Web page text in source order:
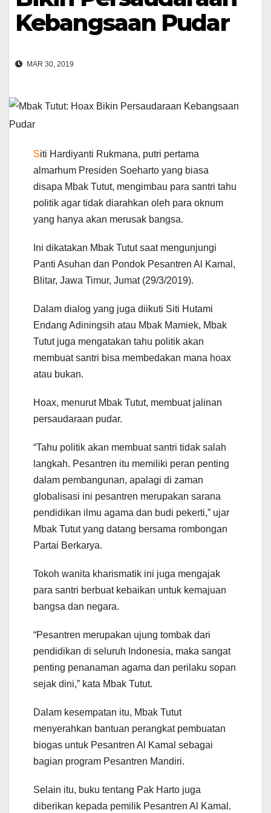
Kebangsaan Pudar
MAR 30, 2019
Siti Hardiyanti Rukmana, putri pertama
almarhum Presiden Soeharto yang biasa
disapa Mbak Tutut, mengimbau para santri tahu
politik agar tidak diarahkan oleh para oknum
yang hanya akan merusak bangsa.
Ini dikatakan Mbak Tutut saat mengunjungi
Panti Asuhan dan Pondok Pesantren Al Kamal,
Blitar, Jawa Timur, Jumat (29/3/2019).
Dalam dialog yang juga diikuti Siti Hutami
Endang Adiningsih atau Mbak Mamiek, Mbak
Tutut juga mengatakan tahu politik akan
membuat santri bisa membedakan mana hoax
atau bukan.
Hoax, menurut Mbak Tutut, membuat jalinan
persaudaraan pudar.
“Tahu politik akan membuat santri tidak salah
langkah. Pesantren itu memiliki peran penting
dalam pembangunan, apalagi di zaman
globalisasi ini pesantren merupakan sarana
pendidikan ilmu agama dan budi pekerti,” ujar
Mbak Tutut yang datang bersama rombongan
Partai Berkarya.
Tokoh wanita kharismatik ini juga mengajak
para santri berbuat kebaikan untuk kemajuan
bangsa dan negara.
“Pesantren merupakan ujung tombak dari
pendidikan di seluruh Indonesia, maka sangat
penting penanaman agama dan perilaku sopan
sejak dini,” kata Mbak Tutut.
Dalam kesempatan itu, Mbak Tutut
menyerahkan bantuan perangkat pembuatan
biogas untuk Pesantren Al Kamal sebagai
bagian program Pesantren Mandiri.
Selain itu, buku tentang Pak Harto juga
diberikan kepada pemilik Pesantren Al Kamal.